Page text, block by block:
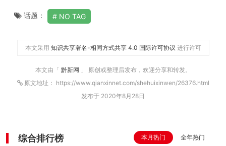
话题： NO TAG
本文采用 知识共享署名-相同方式共享 4.0 国际许可协议 进行许可
本文由「 黔新网 」 原创或整理后发布，欢迎分享和转发。
原文地址： https://www.qianxinnet.com/shehuixinwen/26376.html
发布于 2020年8月28日
综合排行榜 本月热门 全年热门